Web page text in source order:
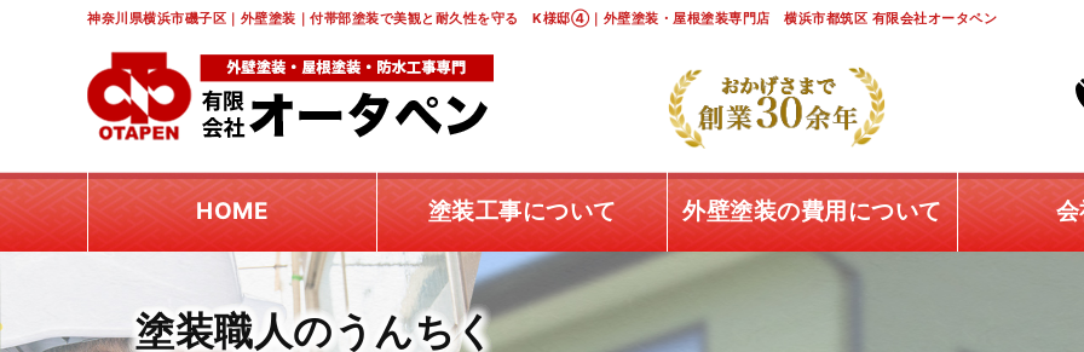
神奈川県横浜市磯子区｜外壁塗装｜付帯部塗装で美観と耐久性を守る K様邸④｜外壁塗装・屋根塗装専門店 横浜市都筑区 有限会社オータペン
HOME 塗装工事について 外壁塗装の費用について
塗装職人のうんちく